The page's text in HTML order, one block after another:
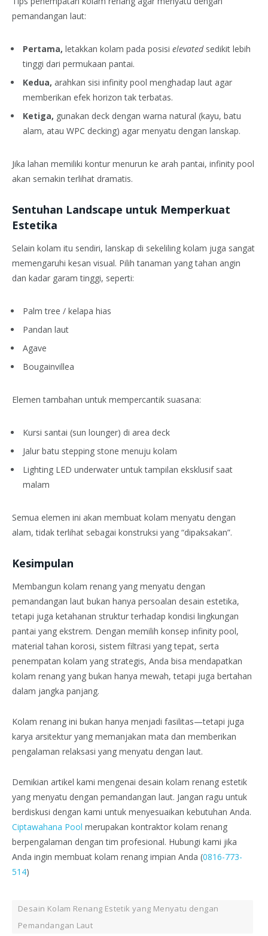
pemandangan laut:
Pertama, letakkan kolam pada posisi elevatedsedikit lebih
tinggi dari permukaan pantai.
Kedua, arahkan sisi infinity pool menghadap laut agar
memberikan efek horizon tak terbatas.
Ketiga, gunakan deck dengan warna natural (kayu, batu
alam, atau WPC decking) agar menyatu dengan lanskap.
Jika lahan memiliki kontur menurun ke arah pantai, infinity pool
akan semakin terlihat dramatis.
Sentuhan Landscape untuk Memperkuat
Estetika
Selain kolam itu sendiri, lanskap di sekeliling kolam juga sangat
memengaruhi kesan visual. Pilih tanaman yang tahan angin
dan kadar garam tinggi, seperti:
Palm tree / kelapa hias
Pandan laut
Agave
Bougainvillea
Elemen tambahan untuk mempercantik suasana:
Kursi santai (sun lounger) di area deck
Jalur batu stepping stone menuju kolam
Lighting LED underwater untuk tampilan eksklusif saat
malam
Semua elemen ini akan membuat kolam menyatu dengan
alam, tidak terlihat sebagai konstruksi yang “dipaksakan”.
Kesimpulan
Membangun kolam renang yang menyatu dengan
pemandangan laut bukan hanya persoalan desain estetika,
tetapi juga ketahanan struktur terhadap kondisi lingkungan
pantai yang ekstrem. Dengan memilih konsep infinity pool,
material tahan korosi, sistem filtrasi yang tepat, serta
penempatan kolam yang strategis, Anda bisa mendapatkan
kolam renang yang bukan hanya mewah, tetapi juga bertahan
dalam jangka panjang.
Kolam renang ini bukan hanya menjadi fasilitas—tetapi juga
karya arsitektur yang memanjakan mata dan memberikan
pengalaman relaksasi yang menyatu dengan laut.
Demikian artikel kami mengenai desain kolam renang estetik
yang menyatu dengan pemandangan laut. Jangan ragu untuk
berdiskusi dengan kami untuk menyesuaikan kebutuhan Anda.
Ciptawahana Pool merupakan kontraktor kolam renang
berpengalaman dengan tim profesional. Hubungi kami jika
Anda ingin membuat kolam renang impian Anda (0816-773-
514)
Desain Kolam Renang Estetik yang Menyatu dengan
Pemandangan Laut